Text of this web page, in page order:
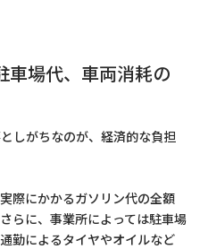
車場代、車両消耗の
しがちなのが、経済的な負担
際にかかるガソリン代の全額
らに、事業所によっては駐車場
勤によるタイヤやオイルなど